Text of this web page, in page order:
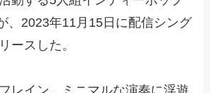
、2023年11月15日に配信シング
ースした。